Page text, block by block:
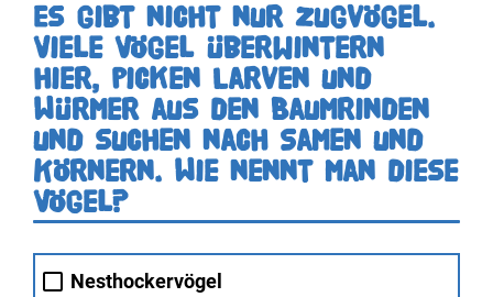
Es gibt nicht nur Zugvögel.
Viele Vögel überwintern
hier, picken Larven und
Würmer aus den Baumrinden
und suchen nach Samen und
Körnern. Wie nennt man diese
Vögel?
Nesthockervögel